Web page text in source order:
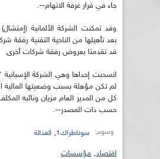
جاء في قرار غرفة الاتهام--.
وقد تمكنت الشركة الألمانية
بعد تأهيلها من الناحية التقنية رفقة
قد تقدمتا بعروض رفقة شركات أخرى
انسحبت إحداها وهي الشركة
لم تكن مؤهلة بسبب وضعيتها المالية
كل من المدير العام مزيان ونائبه
حسب ذات المصدر--.
وسوم: سوناطراك1 , العدالة
اقتصاد, مؤسسات